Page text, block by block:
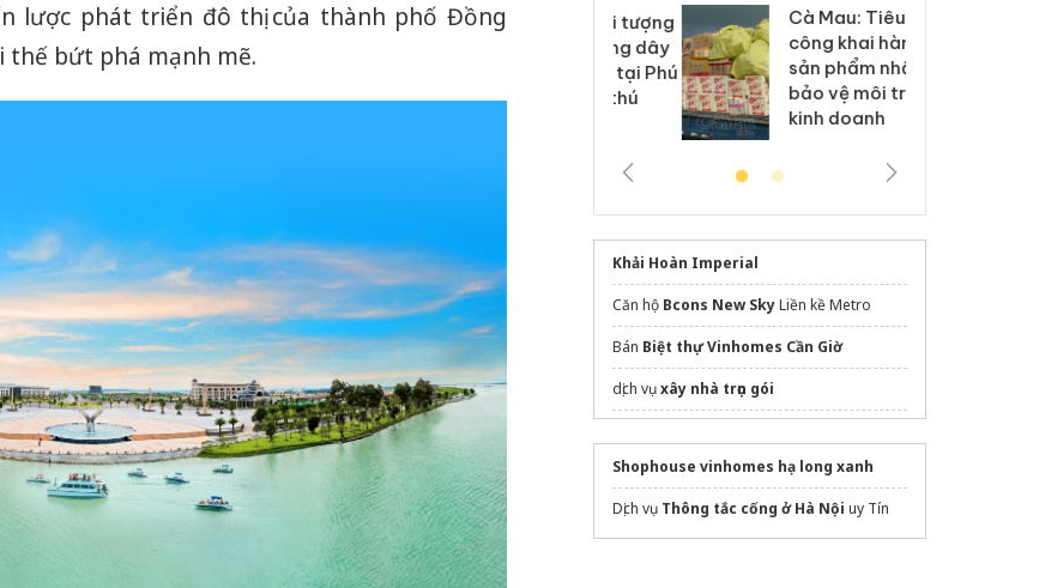
lược phát triển đô thị của thành phố Đồng
thế bứt phá mạnh mẽ.
An Giang: Đối tượng
Quốc ra đầu thú
Cà Mau: Tiêu hủy
công khai hàng ngàn
sản phẩm nhập lậu,
bảo vệ môi trường
kinh doanh
Khải Hoàn Imperial
Căn hộ Bcons New SkyLiền kề Metro
Bán Biệt thự Vinhomes Cần Giờ
dịch vụxây nhà trọn gói
Địa chỉSửa máy rửa chén bát TEKAtốt rẻ
Sửa máy rửa bát bosch
Shophouse vinhomes hạ long xanh
Dịch vụ Thông tắc cống ở Hà Nội uy Tín